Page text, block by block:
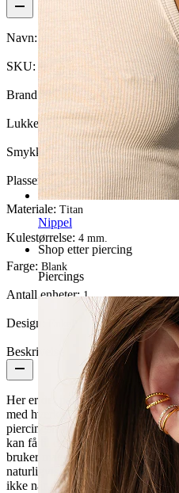
Nippel
Shop etter piercing
Piercings
Navn: Rett stav av titan med
SKU: Barbell-162
Brand: Bodymod Premium
Lukkemekanisme:Innvendig gjenge
Smykketype: Barbell
Plassering: Tunge, Nippel, Conch
Materiale: Titan
Kulestørrelse: 4 mm.
Farge: Blank
Antall enheter:1
Design:
Beskrivelse
Her er det perfekte smykket til
med hverken kvalitet eller
piercingstav av ekte ren titan,
kan få til din piercing. Titan er så
bruker materialet til implantater
naturligvis 100% nikkelfritt, og
ikke når det kommer i kontakt